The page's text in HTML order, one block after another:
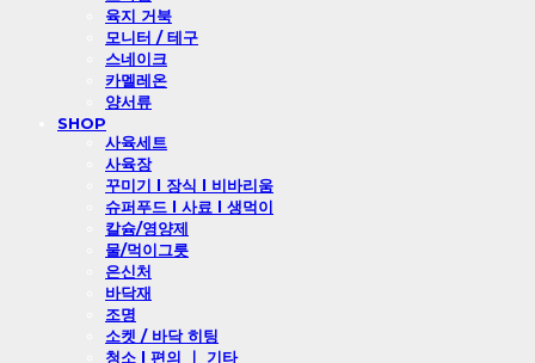
육지 거북
모니터 / 테구
스네이크
카멜레온
양서류
SHOP
사육세트
사육장
꾸미기 l 장식 l 비바리움
슈퍼푸드 l 사료 l 생먹이
칼슘/영양제
물/먹이그릇
은신처
바닥재
조명
소켓 / 바닥 히팅
청소 l 편의 ㅣ 기타